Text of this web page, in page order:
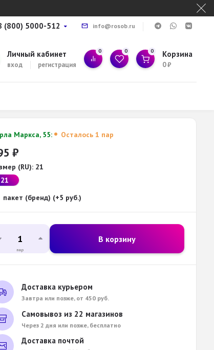
(800) 5000-512 info@rosob.ru
Личный кабинет
вход регистрация
0 0 0 Корзина
0₽
Маркса, 55: Осталось 1 пар
₽
(RU): 21
21
пакет (бренд) (+5 руб.)
пар
В корзину
Доставка курьером
Завтра или позже, от 450 руб.
Самовывоз из 22 магазинов
Через 2 дня или позже, бесплатно
Доставка почтой